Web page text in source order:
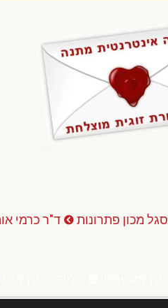
סגל מכון פתרונות ד"ר כרמי